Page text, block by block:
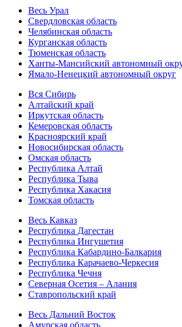
Весь Урал
Свердловская область
Челябинская область
Курганская область
Тюменская область
Ханты-Мансийский автономный
Ямало-Ненецкий автономный округ
Вся Сибирь
Алтайский край
Иркутская область
Кемеровская область
Красноярский край
Новосибирская область
Омская область
Республика Алтай
Республика Тыва
Республика Хакасия
Томская область
Весь Кавказ
Республика Дагестан
Республика Ингушетия
Республика Кабардино-Балкария
Республика Карачаево-Черкесия
Республика Чечня
Северная Осетия – Алания
Ставропольский край
Весь Дальний Восток
Амурская область